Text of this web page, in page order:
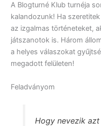
A Blogturné Klub turnéja
kalandozunk! Ha
az izgalmas történeteket,
játszanotok is. Három
a helyes válaszokat
megadott felületen!
Feladványom
Hogy nevezik